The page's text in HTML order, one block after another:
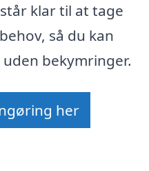
klar til at tage
så du kan
bekymringer.
her